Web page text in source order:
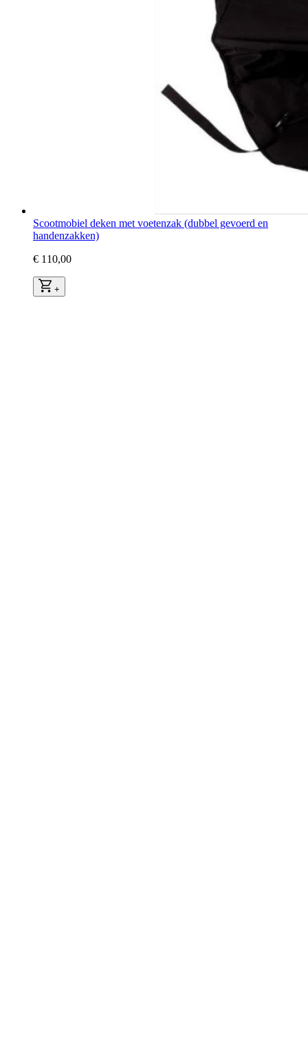
Scootmobiel deken met voetenzak (dubbel gevoerd en
handenzakken)
€ 110,00
+